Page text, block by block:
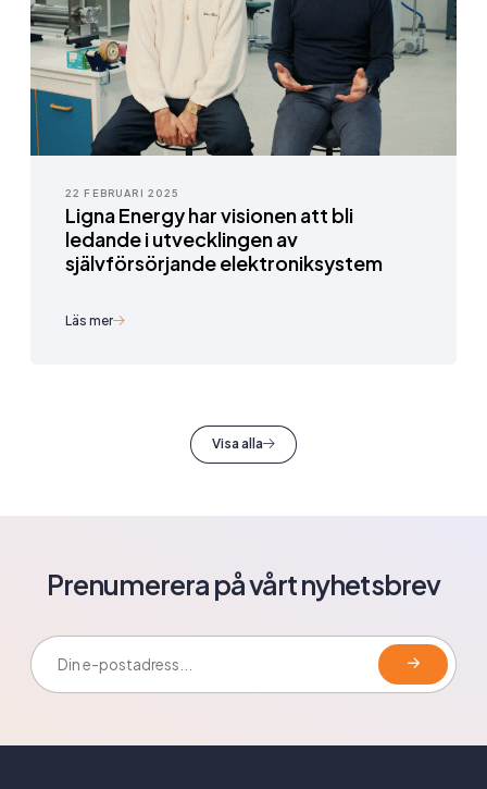
22 FEBRUARI 2025
Ligna Energy har visionen att bli
ledande i utvecklingen av
självförsörjande elektroniksystem
Läs mer
Visa alla
Prenumerera på vårt nyhetsbrev